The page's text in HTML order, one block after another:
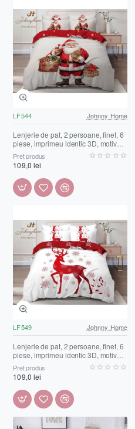
LF544 Johnny Home
Lenjerie de pat, 2 persoane, finet, 6
piese, imprimeu identic 3D, motiv
Crăciun, LF544
Preț produs
109,0 lei
LF549 Johnny Home
Lenjerie de pat, 2 persoane, finet, 6
piese, imprimeu identic 3D, motiv
Crăciun, LF549
Preț produs
109,0 lei